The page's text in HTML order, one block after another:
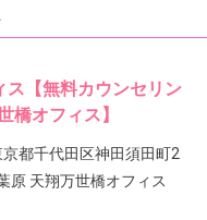
ス【無料カウンセリン
橋オフィス】
都千代田区神田須田町2
天翔万世橋オフィス